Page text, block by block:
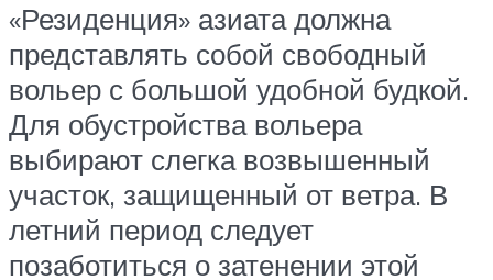
«Резиденция» азиата должна
представлять собой свободный
вольер с большой удобной будкой.
Для обустройства вольера
выбирают слегка возвышенный
участок, защищенный от ветра. В
летний период следует
позаботиться о затенении этой